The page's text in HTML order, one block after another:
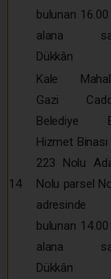
bulunan 16.00
alana
Dükkân
14
Kale
Gazi
Belediye
Hizmet Binası
223 Nolu
Nolu parsel
adresinde
bulunan 14.00
alana
Dükkân